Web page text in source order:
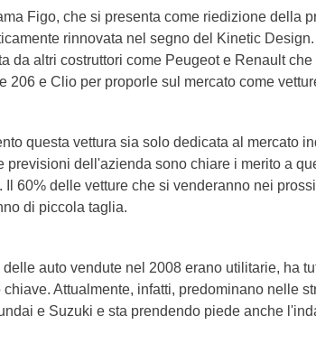
Figo, che si presenta come riedizione della
rinnovata nel segno del Kinetic
da altri costruttori come Peugeot e Renault
206 e Clio per proporle sul mercato come
questa vettura sia solo dedicata al mercato
previsioni dell'azienda sono chiare i merito a
Il 60% delle vetture che si venderanno nei
di piccola taglia.
auto vendute nel 2008 erano utilitarie, ha
Attualmente, infatti, predominano nelle
e Suzuki e sta prendendo piede anche